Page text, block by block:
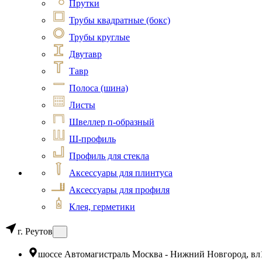
Прутки
Трубы квадратные (бокс)
Трубы круглые
Двутавр
Тавр
Полоса (шина)
Листы
Швеллер п-образный
Ш-профиль
Профиль для стекла
Аксессуары для плинтуса
Аксессуары для профиля
Клея, герметики
г. Реутов
шоссе Автомагистраль Москва - Нижний Новгород,